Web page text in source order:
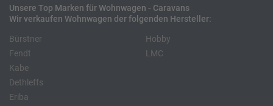
Unsere Top Marken für Wohnwagen - Caravans
Wir verkaufen Wohnwagen der folgenden Hersteller:
Bürstner
Fendt
Kabe
Hobby
LMC
Dethleffs
Eriba